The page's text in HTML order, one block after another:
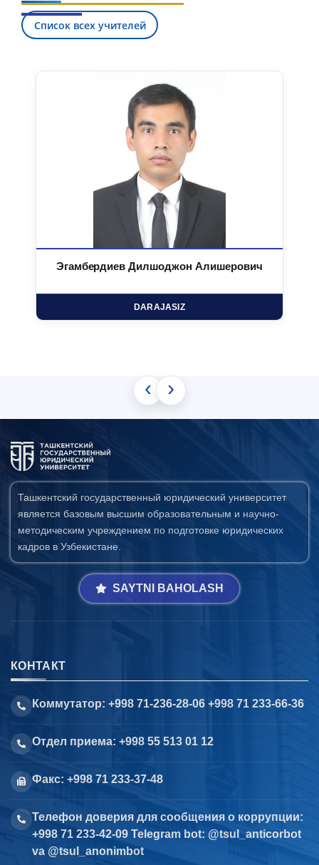
Список всех учителей
Эгамбердиев Дилшоджон Алишерович
DARAJASIZ
‹ ›
Ташкентский государственный юридический университет
является базовым высшим образовательным и научно-
методическим учреждением по подготовке юридических
кадров в Узбекистане.
SAYTNI BAHOLASH
КОНТАКТ
Коммутатор: +998 71-236-28-06 +998 71 233-66-36
Отдел приема: +998 55 513 01 12
Факс: +998 71 233-37-48
Телефон доверия для сообщения о коррупции:
+998 71 233-42-09 Telegram bot: @tsul_anticorbot
va @tsul_anonimbot